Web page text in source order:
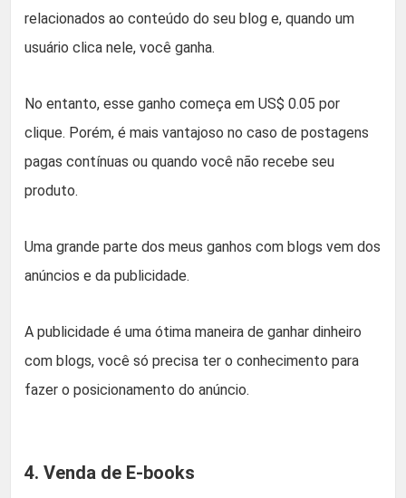
relacionados ao conteúdo do seu blog e, quando um
usuário clica nele, você ganha.
No entanto, esse ganho começa em US$ 0.05 por
clique. Porém, é mais vantajoso no caso de postagens
pagas contínuas ou quando você não recebe seu
produto.
Uma grande parte dos meus ganhos com blogs vem dos
anúncios e da publicidade.
A publicidade é uma ótima maneira de ganhar dinheiro
com blogs, você só precisa ter o conhecimento para
fazer o posicionamento do anúncio.
4. Venda de E-books